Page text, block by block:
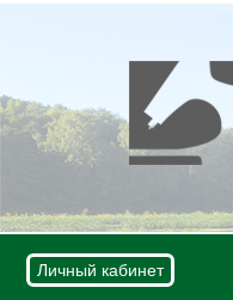
Личный кабинет